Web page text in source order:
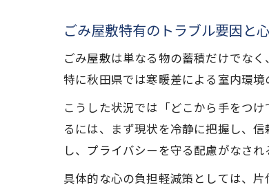
ごみ屋敷特有のトラブル要因と
ごみ屋敷は単なる物の蓄積だけでな
特に秋田県では寒暖差による室内環
こうした状況では「どこから手をつ
るには、まず現状を冷静に把握し、
し、プライバシーを守る配慮がなさ
具体的な心の負担軽減策としては、